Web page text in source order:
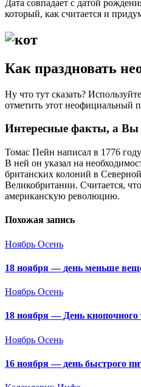
Дата совпадает с датой
который, как считается и
Как праздновать
Ну что тут сказать?
отметить этот неофициальный
Интересные факты, а Вы
Томас Пейн написал в 1776
В ней он указал на
британских колоний в
Великобритании. Считается,
американскую революцию.
Похожая запись
Ноябрь Осень
18 ноября — день меньше
Ноябрь Осень
18 ноября — День кнопочного
Ноябрь Осень
16 ноября — день быстрого